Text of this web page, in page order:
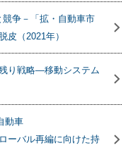
争－「拡・自動車市
皮（2021年）
り戦略―移動システム
動車
ーバル再編に向けた持